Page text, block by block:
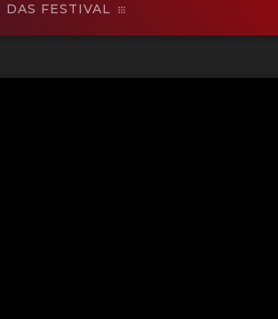
DAS FESTIVAL